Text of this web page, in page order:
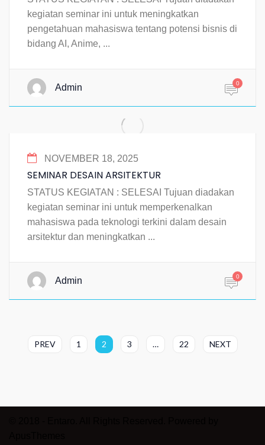
kegiatan seminar ini untuk meningkatkan
pengetahuan mahasiswa tentang potensi bisnis di
bidang AI, Anime, ...
Admin 0
NOVEMBER 18, 2025
SEMINAR DESAIN ARSITEKTUR
STATUS KEGIATAN : SELESAI Tujuan diadakan
kegiatan seminar ini untuk memperkenalkan
mahasiswa pada teknologi terkini dalam desain
arsitektur dan meningkatkan ...
Admin 0
PREV 1 2 3 … 22 NEXT